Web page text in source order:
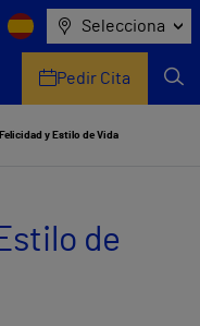
Selecciona
Pedir Cita
y Estilo de Vida
de